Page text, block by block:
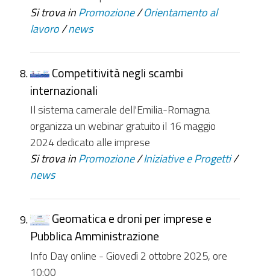
Si trova in Promozione /Orientamento al
lavoro /news
Competitività negli scambi
internazionali
Il sistema camerale dell'Emilia-Romagna
organizza un webinar gratuito il 16 maggio
2024 dedicato alle imprese
Si trova in Promozione /Iniziative e Progetti /
news
Geomatica e droni per imprese e
Pubblica Amministrazione
Info Day online - Giovedì 2 ottobre 2025, ore
10:00